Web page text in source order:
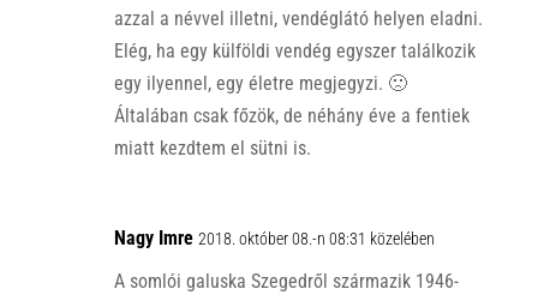
azzal a névvel illetni, vendéglátó helyen eladni.
Elég, ha egy külföldi vendég egyszer találkozik
egy ilyennel, egy életre megjegyzi. 🙁
Általában csak főzök, de néhány éve a fentiek
miatt kezdtem el sütni is.
Nagy Imre 2018. október 08.-n 08:31 közelében
A somlói galuska Szegedről származik 1946-